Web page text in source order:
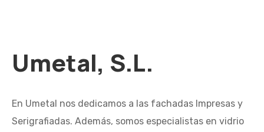
Umetal, S.L.
En Umetal nos dedicamos a las fachadas Impresas y
Serigrafiadas. Además, somos especialistas en vidrio